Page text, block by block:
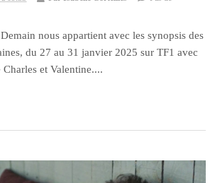
nous appartient avec les synopsis des
du 27 au 31 janvier 2025 sur TF1 avec
et Valentine....